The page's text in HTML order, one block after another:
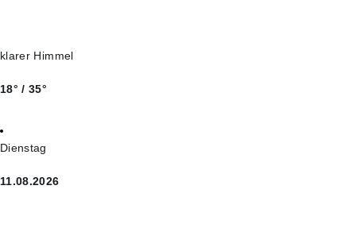
klarer Himmel
18° / 35°
Dienstag
11.08.2026